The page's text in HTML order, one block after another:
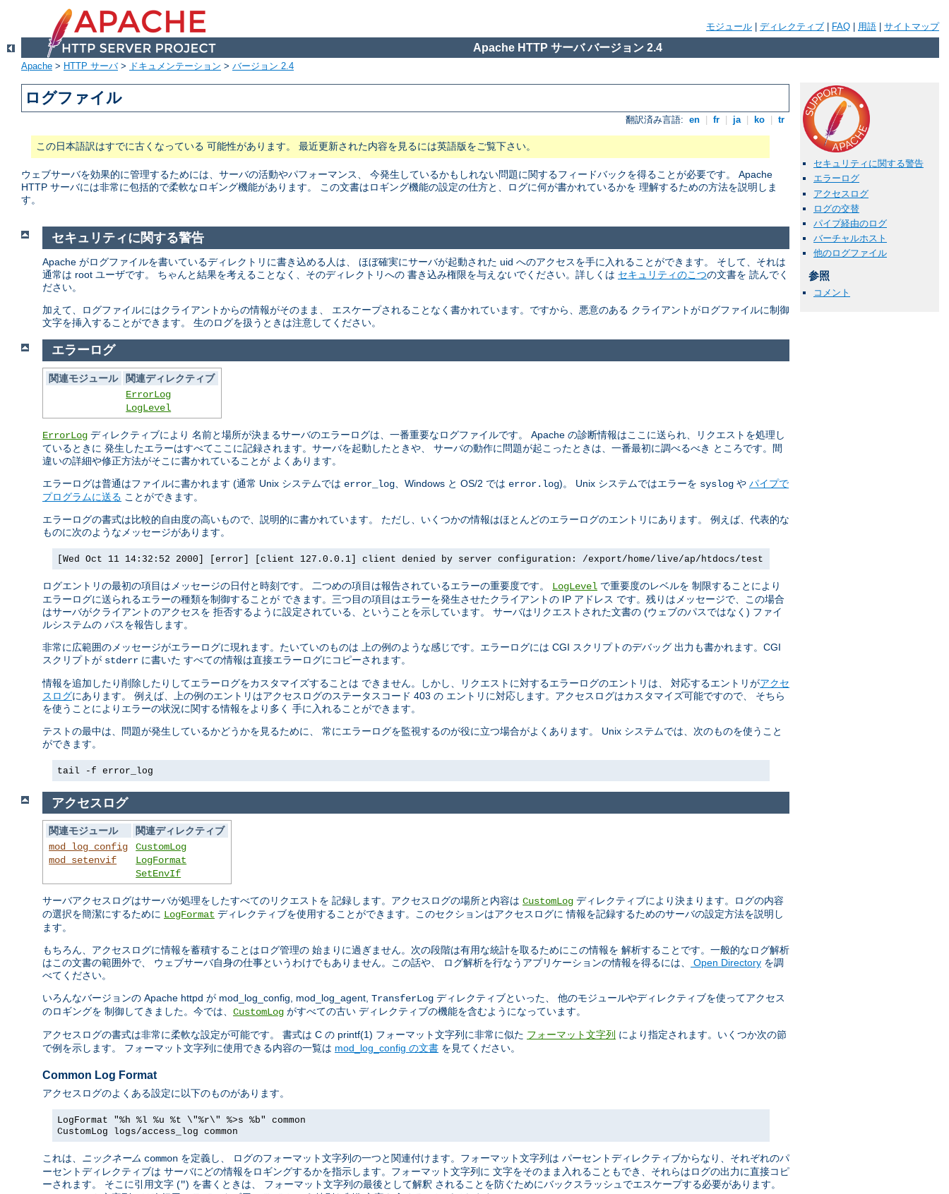
モジュール ディレクティブ FAQ 用語 サイトマップ
Apache HTTP サーバ バージョン 2.4
Apache > HTTP サーバ> ドキュメンテーション > バージョン 2.4
ログファイル
翻訳済み言語: en fr ja ko tr
この日本語訳はすでに古くなっている 可能性があります。 最近更新された内容を見るには英語版をご覧下さい。
ウェブサーバを効果的に管理するためには、サーバの活動やパフォーマンス、 今発生しているかもしれない問題に関するフィードバックを得ることが必要です。 Apache
HTTP サーバには非常に包括的で柔軟なロギング機能があります。 この文書はロギング機能の設定の仕方と、ログに何が書かれているかを 理解するための方法を説明しま
す。
セキュリティに関する警告
エラーログ
アクセスログ
ログの交替
パイプ経由のログ
バーチャルホスト
他のログファイル
参照
コメント
セキュリティに関する警告
Apache がログファイルを書いているディレクトリに書き込める人は、 ほぼ確実にサーバが起動された uid へのアクセスを手に入れることができます。 そして、それは
通常は root ユーザです。 ちゃんと結果を考えることなく、そのディレクトリへの 書き込み権限を与え ないでください。詳しくは セキュリティのこつの文書を 読んでく
ださい。
加えて、ログファイルにはクライアントからの情報がそのまま、 エスケープされることなく書かれています。ですから、悪意のある クライアントがログファイルに制御
文字を挿入することができます。 生のログを扱うときは注意してください。
エラーログ
関連モジュール
関連ディレクティブ
ErrorLog
LogLevel
ErrorLog ディレクティブにより 名前と場所が決まるサーバのエラーログは、一番重要なログファイルです。 Apache の診断情報はここに送られ、リクエストを処理し
ているときに 発生したエラーはすべてここに記録されます。サーバを起動したときや、 サーバの動作に問題が起こったときは、一番最初に調べるべき ところです。間
違いの詳細や修正方法がそこに書かれていることが よくあります。
エラーログは普通はファイルに書かれます (通常 Unix システムでは error_log 、Windows と OS/2 では error.log)。 Unix システムではエラーを syslog や パイプで
プログラムに送る ことができます。
エラーログの書式は比較的自由度の高いもので、説明的に書かれています。 ただし、いくつかの情報はほとんどのエラーログのエントリにあります。 例えば、代表的な
ものに次のようなメッセージがあります。
[Wed Oct 11 14:32:52 2000] [error] [client 127.0.0.1] client denied by server configuration: /export/home/live/ap/htdocs/test
ログエントリの最初の項目はメッセージの日付と時刻です。 二つめの項目は報告されているエラーの重要度です。 LogLevel で重要度のレベルを 制限することにより
エラーログに送られるエラーの種類を制御することが できます。三つ目の項目はエラーを発生させたクライアントの IP アドレス です。残りはメッセージで、この場合
はサーバがクライアントのアクセスを 拒否するように設定されている、ということを示しています。 サーバはリクエストされた文書の (ウェブのパスではなく) ファイ
ルシステムの パスを報告します。
非常に広範囲のメッセージがエラーログに現れます。たいていのものは 上の例のような感じです。エラーログには CGI スクリプトのデバッグ 出力も書かれます。CGI
スクリプトが stderr に書いた すべての情報は直接エラーログにコピーされます。
情報を追加したり削除したりしてエラーログをカスタマイズすることは できません。しかし、リクエストに対するエラーログのエントリは、 対応するエントリがアクセ
スログにあります。 例えば、上の例のエントリはアクセスログのステータスコード 403 の エントリに対応します。アクセスログはカスタマイズ可能ですので、 そちら
を使うことによりエラーの状況に関する情報をより多く 手に入れることができます。
テストの最中は、問題が発生しているかどうかを見るために、 常にエラーログを監視するのが役に立つ場合がよくあります。 Unix システムでは、次のものを使うこと
ができます。
tail -f error_log
アクセスログ
関連モジュール
関連ディレクティブ
mod_log_config
mod_setenvif
CustomLog
LogFormat
SetEnvIf
サーバアクセスログはサーバが処理をしたすべてのリクエストを 記録します。アクセスログの場所と内容は CustomLog ディレクティブにより決まります。ログの内容
の選択を簡潔にするために LogFormat ディレクティブを使用することができます。このセクションはアクセスログに 情報を記録するためのサーバの設定方法を説明し
ます。
もちろん、アクセスログに情報を蓄積することはログ管理の 始まりに過ぎません。次の段階は有用な統計を取るためにこの情報を 解析することです。一般的なログ解析
はこの文書の範囲外で、 ウェブサーバ自身の仕事というわけでもありません。この話や、 ログ解析を行なうアプリケーションの情報を得るには、
Open Directory を調
べてください。
いろんなバージョンの Apache httpd が mod_log_config, mod_log_agent, TransferLog ディレクティブといった、 他のモジュールやディレクティブを使ってアクセス
のロギングを 制御してきました。今では、 CustomLog がすべての古い ディレクティブの機能を含むようになっています。
アクセスログの書式は非常に柔軟な設定が可能です。 書式は C の printf(1) フォーマット文字列に非常に似た フォーマット文字列 により指定されます。いくつか次の節
で例を示します。 フォーマット文字列に使用できる内容の一覧は mod_log_config の文書 を見てください。
Common Log Format
アクセスログのよくある設定に以下のものがあります。
LogFormat "%h %l %u %t \"%r\" %>s %b" common
CustomLog logs/access_log common
これは、 ニックネーム common を定義し、 ログのフォーマット文字列の一つと関連付けます。フォーマット文字列は パーセントディレクティブからなり、それぞれのパ
ーセントディレクティブは サーバにどの情報をロギングするかを指示します。フォーマット文字列に 文字をそのまま入れることもでき、それらはログの出力に直接コピ
ーされます。 そこに引用文字 (") を書くときは、 フォーマット文字列の最後として解釈 されることを防ぐためにバックスラッシュでエスケープする必要があります。